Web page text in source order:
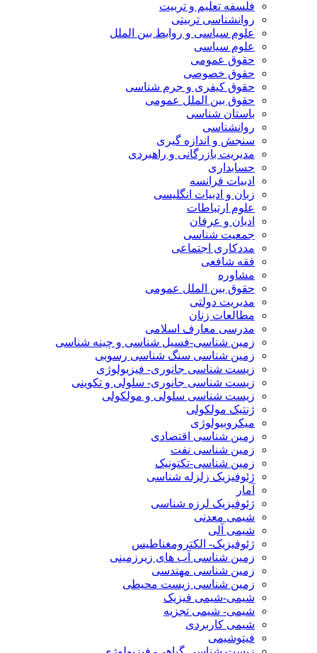
فلسفه تعلیم و تربیت
روانشناسی تربیتی
علوم سیاسی و روابط بین الملل
علوم سیاسی
حقوق عمومی
حقوق خصوصی
حقوق کیفری و جرم شناسی
حقوق بین الملل عمومی
باستان شناسی
روانشناسی
سنجش و اندازه گیری
مدیریت بازرگانی و راهبردی
حسابداری
ادبیات فرانسه
زبان و ادبیات انگلیسی
علوم ارتباطات
ادیان و عرفان
جمعیت شناسی
مددکاری اجتماعی
فقه شافعی
مشاوره
حقوق بین الملل عمومی
مدیریت دولتی
مطالعات زنان
مدرسی معارف اسلامی
زمین شناسی-فسیل شناسی و چینه شناسی
زمین شناسی سنگ شناسی رسوبی
زیست شناسی جانوری- فیزیولوژی
زیست شناسی جانوری- سلولی و تکوینی
زیست شناسی سلولی و مولکولی
ژنتیک مولکولی
میکروبیولوژی
زمین شناسی اقتصادی
زمین شناسی نفت
زمین شناسی-تکتونیک
ژئوفیزیک زلزله شناسی
آمار
ژئوفیزیک لرزه شناسی
شیمی معدنی
شیمی آلی
ژئوفیزیک- الکترومغناطیس
زمین شناسی آب های زیرزمینی
زمین شناسی مهندسی
زمین شناسی زیست محیطی
شیمی-شیمی فیزیک
شیمی- شیمی تجزیه
شیمی کاربردی
فیتوشیمی